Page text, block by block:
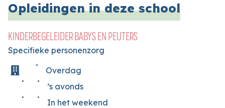
Opleidingen in deze school
KINDERBEGELEIDER BABYS EN PEUTERS
Specifieke personenzorg
Overdag
’s avonds
In het weekend